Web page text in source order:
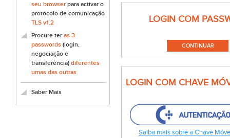
seu browser para activar o
protocolo de comunicação
TLS v1.2
Procure ter as 3
passwords (login,
negociação e
transferência) diferentes
umas das outras
Saber Mais
LOGIN COM
LOGIN COM CHAVE
Saiba mais sobre a Chave